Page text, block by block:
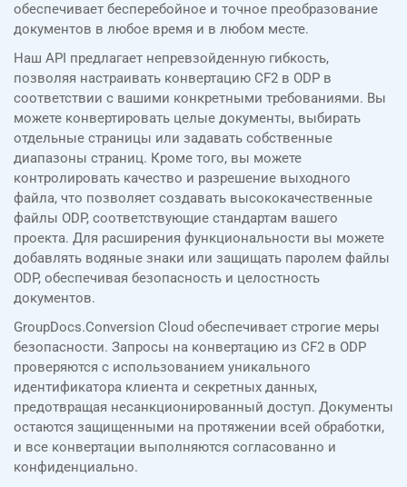
обеспечивает бесперебойное и точное преобразование
документов в любое время и в любом месте.
Наш API предлагает непревзойденную гибкость,
позволяя настраивать конвертацию CF2 в ODP в
соответствии с вашими конкретными требованиями. Вы
можете конвертировать целые документы, выбирать
отдельные страницы или задавать собственные
диапазоны страниц. Кроме того, вы можете
контролировать качество и разрешение выходного
файла, что позволяет создавать высококачественные
файлы ODP, соответствующие стандартам вашего
проекта. Для расширения функциональности вы можете
добавлять водяные знаки или защищать паролем файлы
ODP, обеспечивая безопасность и целостность
документов.
GroupDocs.Conversion Cloud обеспечивает строгие меры
безопасности. Запросы на конвертацию из CF2 в ODP
проверяются с использованием уникального
идентификатора клиента и секретных данных,
предотвращая несанкционированный доступ. Документы
остаются защищенными на протяжении всей обработки,
и все конвертации выполняются согласованно и
конфиденциально.